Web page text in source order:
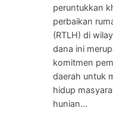
peruntukkan
perbaikan
(RTLH) di
dana ini
komitmen
daerah untuk
hidup
hunian…